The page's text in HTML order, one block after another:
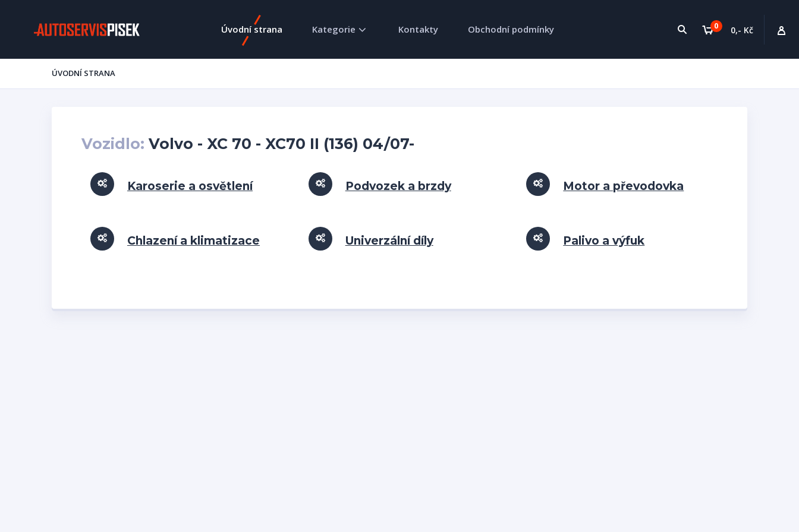
0 0,- Kč
Úvodní strana Kategorie Kontakty Obchodní podmínky
ÚVODNÍ STRANA
Vozidlo: Volvo - XC 70 - XC70 II (136) 04/07-
Karoserie a osvětlení Podvozek a brzdy Motor a převodovka
Chlazení a klimatizace Univerzální díly Palivo a výfuk